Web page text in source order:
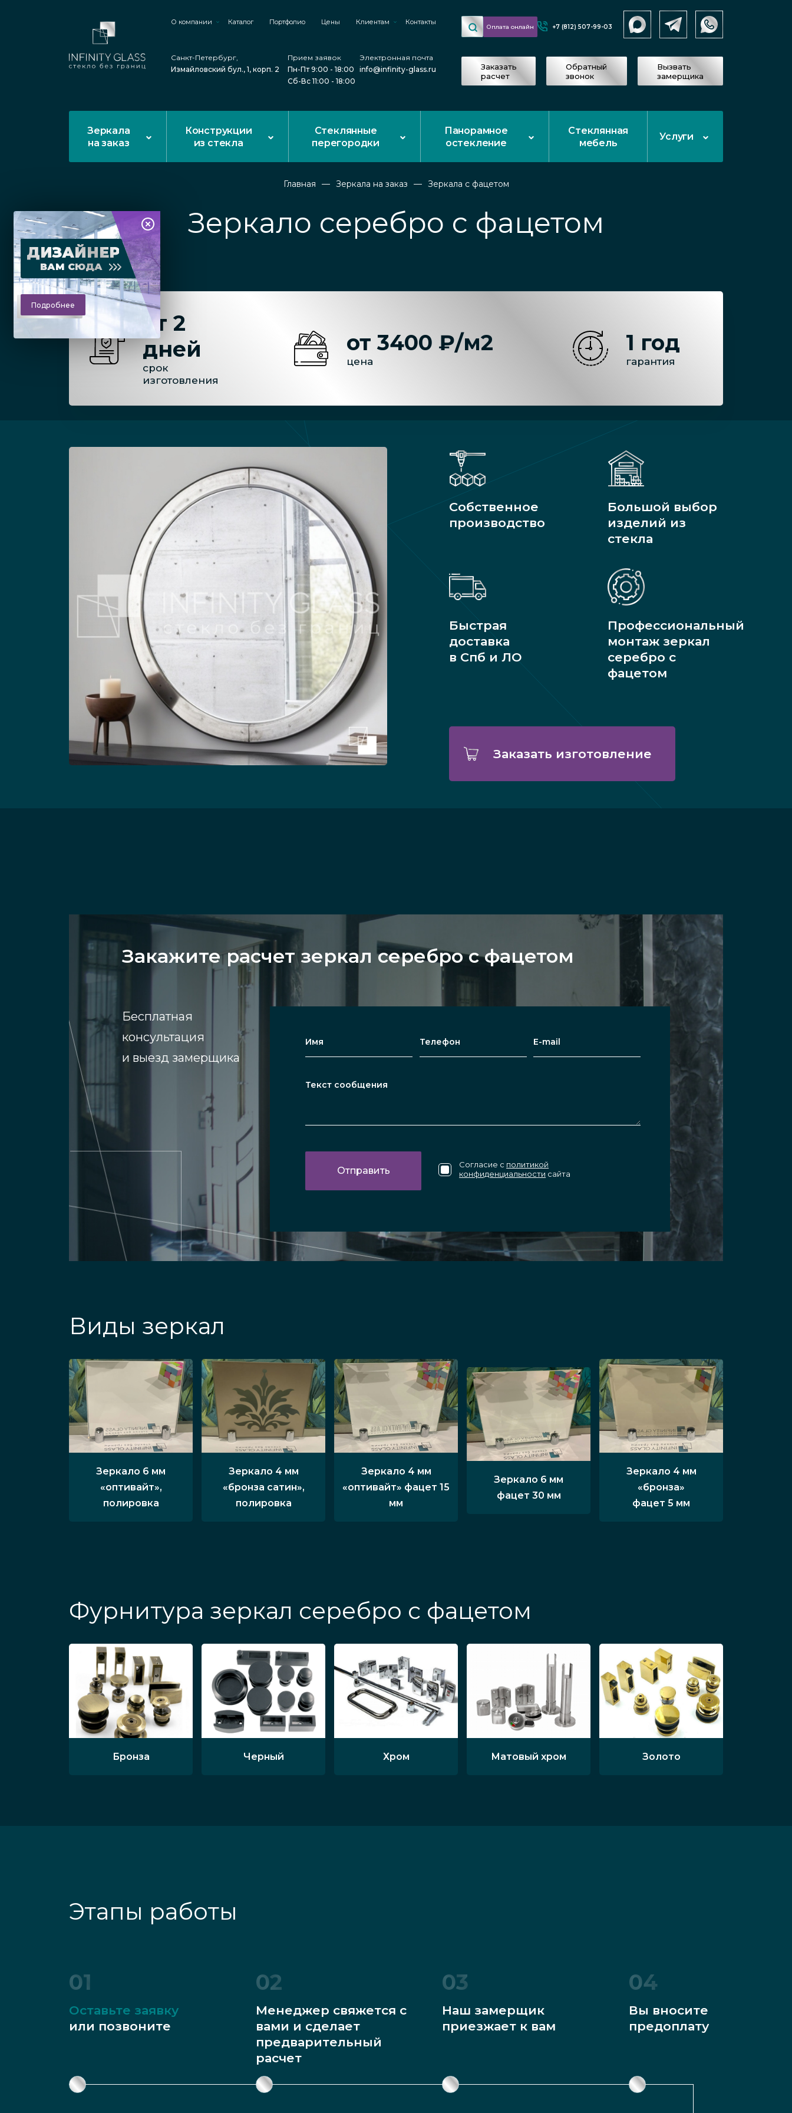
О компании Каталог Портфолио Цены Клиентам Контакты
Санкт-Петербург,
Измайловский бул., 1, корп. 2
Прием заявок
Пн-Пт 9:00 - 18:00
Сб-Вс 11:00 - 18:00
Электронная почта
info@infinity-glass.ru
Оплата онлайн +7 (812) 507-99-03
Заказать
расчет
Обратный
звонок
Вызвать
замерщика
Зеркала
на заказ
Конструкции
из стекла
Стеклянные
перегородки
Панорамное
остекление
Стеклянная
мебель
Услуги
Главная Зеркала на заказ Зеркала с фацетом
Зеркало серебро с фацетом
ДИЗАЙНЕР
ВАМ СЮДА
Подробнее
от 2
дней
срок
изготовления
от 3400 ₽/м2
цена
1 год
гарантия
Собственное
производство
Большой выбор
изделий из
стекла
Быстрая
доставка
в Спб и ЛО
Профессиональный
монтаж зеркал
серебро с
фацетом
Заказать изготовление
Закажите расчет зеркал серебро с фацетом
Бесплатная
консультация
и выезд замерщика
Согласие с политикой
конфиденциальности сайта
Виды зеркал
Зеркало 6 мм
«оптивайт»,
полировка
Зеркало 4 мм
«бронза сатин»,
полировка
Зеркало 4 мм
«оптивайт» фацет 15
мм
Зеркало 6 мм
фацет 30 мм
Зеркало 4 мм
«бронза»
фацет 5 мм
Фурнитура зеркал серебро с фацетом
Бронза Черный Хром Матовый хром Золото
Этапы работы
01
Оставьте заявку
или позвоните
02
Менеджер свяжется с
вами и сделает
предварительный
расчет
03
Наш замерщик
приезжает к вам
04
Вы вносите
предоплату